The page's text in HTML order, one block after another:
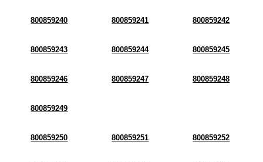
800859240 800859241 800859242
800859243 800859244 800859245
800859246 800859247 800859248
800859249
800859250 800859251 800859252